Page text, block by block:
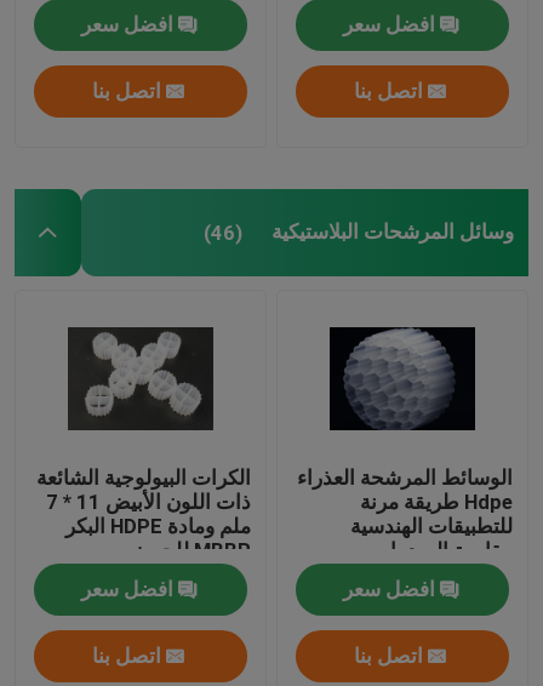
افضل سعر
اتصل بنا
البيولوجية حامل الكتلة
الحيوية الوسائط العائمة
افضل سعر
اتصل بنا
وسائل المرشحات البلاستيكية (46)
الوسائط المرشحة العذراء
Hdpe طريقة مرنة
للتطبيقات الهندسية
مقاومة الصدمات
افضل سعر
اتصل بنا
الكرات البيولوجية الشائعة
ذات اللون الأبيض 11 * 7
ملم ومادة HDPE البكر
MBBR للحوض
افضل سعر
اتصل بنا